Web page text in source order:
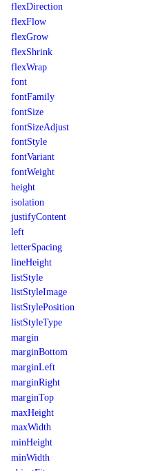
flexDirection
flexFlow
flexGrow
flexShrink
flexWrap
font
fontFamily
fontSize
fontSizeAdjust
fontStyle
fontVariant
fontWeight
height
isolation
justifyContent
left
letterSpacing
lineHeight
listStyle
listStyleImage
listStylePosition
listStyleType
margin
marginBottom
marginLeft
marginRight
marginTop
maxHeight
maxWidth
minHeight
minWidth